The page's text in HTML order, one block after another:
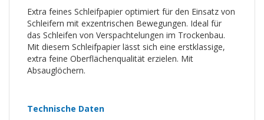
Extra feines Schleifpapier optimiert für den Einsatz von
Schleifern mit exzentrischen Bewegungen. Ideal für
das Schleifen von Verspachtelungen im Trockenbau.
Mit diesem Schleifpapier lässt sich eine erstklassige,
extra feine Oberflächenqualität erzielen. Mit
Absauglöchern.
Technische Daten